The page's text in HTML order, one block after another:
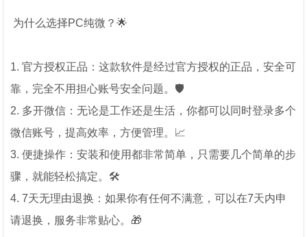
为什么选择PC纯微？🌟
1. 官方授权正品：这款软件是经过官方授权的正品，安全可
靠，完全不用担心账号安全问题。🛡️
2. 多开微信：无论是工作还是生活，你都可以同时登录多个
微信账号，提高效率，方便管理。📈
3. 便捷操作：安装和使用都非常简单，只需要几个简单的步
骤，就能轻松搞定。🛠️
4. 7天无理由退换：如果你有任何不满意，可以在7天内申
请退换，服务非常贴心。🎁